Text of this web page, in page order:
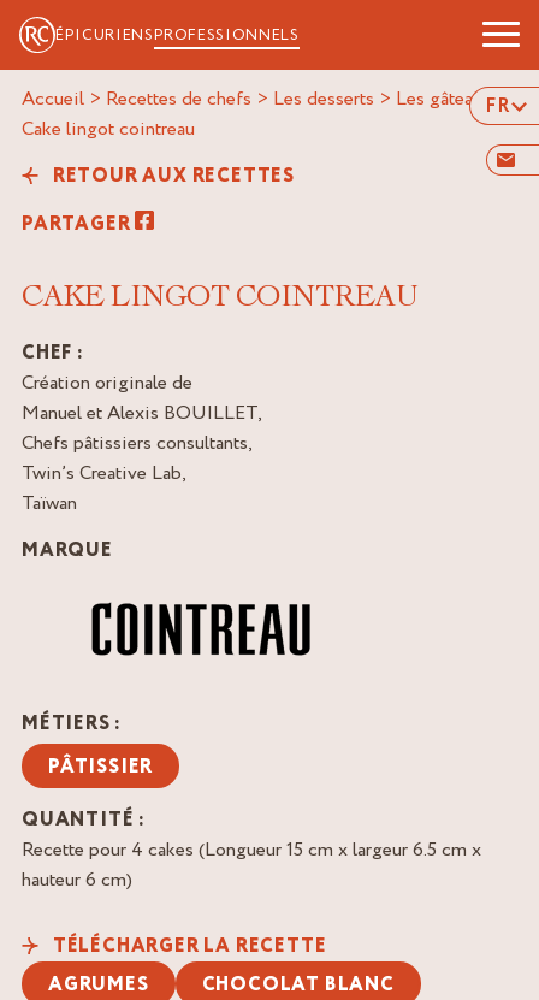
ÉPICURIENSPROFESSIONNELS
FR
Accueil > Recettes de chefs > Les desserts > Les gâteaux>
cake lingot cointreau
RETOUR AUX RECETTES
PARTAGER
CAKE LINGOT COINTREAU
CHEF :
Création originale de
Manuel et Alexis BOUILLET,
Chefs pâtissiers consultants,
Twin’s Creative Lab,
Taïwan
MARQUE
MÉTIERS :
PÂTISSIER
QUANTITÉ :
Recette pour 4 cakes (Longueur 15 cm x largeur 6.5 cm x
hauteur 6 cm)
TÉLÉCHARGER LA RECETTE
AGRUMES
CHOCOLAT BLANC